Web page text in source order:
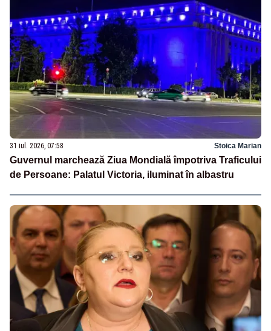
31 iul. 2026, 07:58 Stoica Marian
Guvernul marchează Ziua Mondială împotriva Traficului
de Persoane: Palatul Victoria, iluminat în albastru